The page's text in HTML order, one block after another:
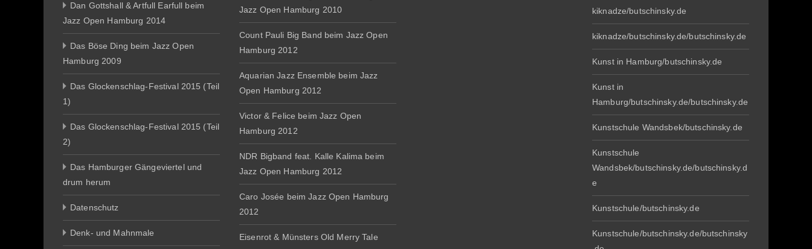
Dan Gottshall & Artfull Earfull beim
Jazz Open Hamburg 2014
Das Böse Ding beim Jazz Open
Hamburg 2009
Das Glockenschlag-Festival 2015 (Teil
1)
Das Glockenschlag-Festival 2015 (Teil
2)
Das Hamburger Gängeviertel und
drum herum
Datenschutz
Denk- und Mahnmale
Jazz Open Hamburg 2010
Count Pauli Big Band beim Jazz Open
Hamburg 2012
Aquarian Jazz Ensemble beim Jazz
Open Hamburg 2012
Victor & Felice beim Jazz Open
Hamburg 2012
NDR Bigband feat. Kalle Kalima beim
Jazz Open Hamburg 2012
Caro Josée beim Jazz Open Hamburg
2012
Eisenrot & Münsters Old Merry Tale
kiknadze/butschinsky.de
kiknadze/butschinsky.de/butschinsky.de
Kunst in Hamburg/butschinsky.de
Kunst in
Hamburg/butschinsky.de/butschinsky.de
Kunstschule Wandsbek/butschinsky.de
Kunstschule
Wandsbek/butschinsky.de/butschinsky.d
e
Kunstschule/butschinsky.de
Kunstschule/butschinsky.de/butschinsky